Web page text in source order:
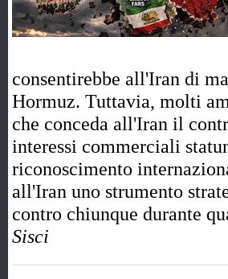
consentirebbe all'Iran di
Hormuz. Tuttavia, molti
che conceda all'Iran il
interessi commerciali
riconoscimento
all'Iran uno strumento
contro chiunque durante
Sisci